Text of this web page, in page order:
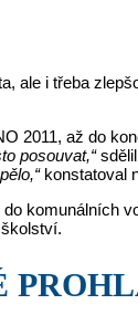
ale i třeba
2011, až do
posouvat,“
konstatoval